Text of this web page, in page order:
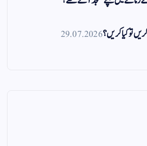
تو کیا کریں؟29.07.2026